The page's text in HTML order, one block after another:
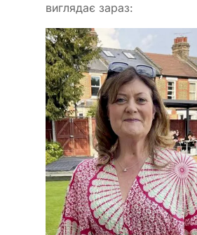
виглядає зараз: